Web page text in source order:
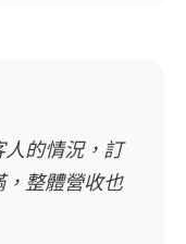
的情況，訂
整體營收也